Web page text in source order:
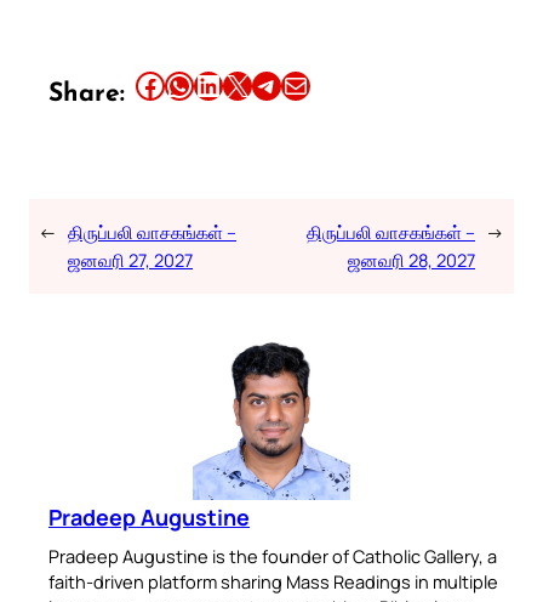
Share: Share this article on Facebook Share this article on WhatsApp Share this article on LinkedIn Share this article on X Share this article on TelegramEmail this Article
← திருப்பலி வாசகங்கள் –
ஜனவரி 27, 2027
திருப்பலி வாசகங்கள் –
ஜனவரி 28, 2027
→
Pradeep Augustine
Pradeep Augustine is the founder of Catholic Gallery, a
faith-driven platform sharing Mass Readings in multiple